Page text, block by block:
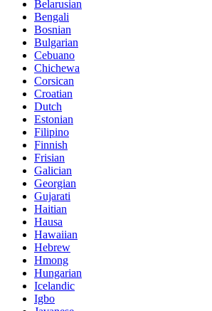
Belarusian
Bengali
Bosnian
Bulgarian
Cebuano
Chichewa
Corsican
Croatian
Dutch
Estonian
Filipino
Finnish
Frisian
Galician
Georgian
Gujarati
Haitian
Hausa
Hawaiian
Hebrew
Hmong
Hungarian
Icelandic
Igbo